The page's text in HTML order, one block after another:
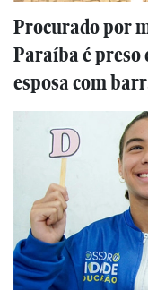
Procurado por
Paraíba é preso
esposa com